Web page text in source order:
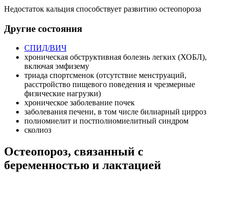
Недостаток кальция способствует развитию остеопороза
Другие состояния
СПИД/ВИЧ
хроническая обструктивная болезнь легких (ХОБЛ),
включая эмфизему
триада спортсменок (отсутствие менструаций,
расстройство пищевого поведения и чрезмерные
физические нагрузки)
хроническое заболевание почек
заболевания печени, в том числе билиарный цирроз
полиомиелит и постполиомиелитный синдром
сколиоз
Остеопороз, связанный с
беременностью и лактацией